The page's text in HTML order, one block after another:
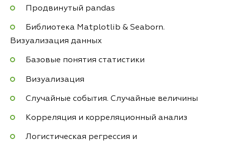
Продвинутый pandas
Библиотека Matplotlib & Seaborn.
Визуализация данных
Базовые понятия статистики
Визуализация
Случайные события. Случайные величины
Корреляция и корреляционный анализ
Логистическая регрессия и